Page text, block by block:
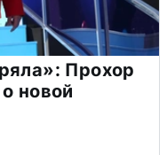
Прохор
новой